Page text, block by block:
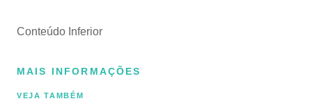
Conteúdo Inferior
MAIS INFORMAÇÕES
VEJA TAMBÉM